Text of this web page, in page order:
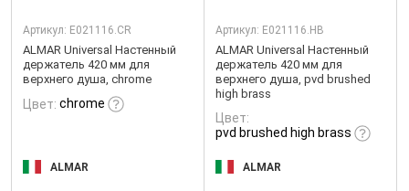
Артикул: E021116.CR
ALMAR Universal Настенный
держатель 420 мм для
верхнего душа, chrome
Цвет: chrome
ALMAR
Артикул: E021116.HB
ALMAR Universal Настенный
держатель 420 мм для
верхнего душа, pvd brushed
high brass
Цвет:
pvd brushed high brass
ALMAR